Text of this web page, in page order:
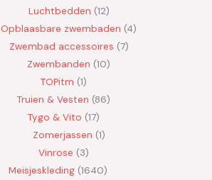
Luchtbedden 12
Opblaasbare zwembaden 4
Zwembad accessoires 7
Zwembanden 10
TOPitm 1
Truien & Vesten 86
Tygo & Vito 17
Zomerjassen 1
Vinrose 3
Meisjeskleding 1640